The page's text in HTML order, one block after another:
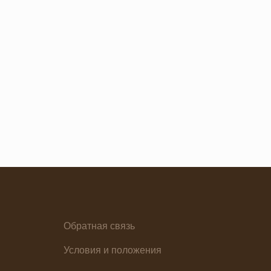
Обратная связь
Условия и положения